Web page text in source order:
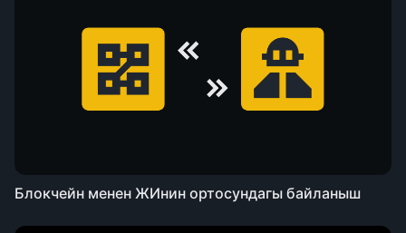
Блокчейн менен ЖИнин ортосундагы байланыш